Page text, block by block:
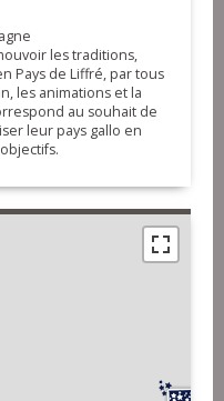
les traditions,
Pays de Liffré, par tous
les animations et la
au souhait de
leur pays gallo en